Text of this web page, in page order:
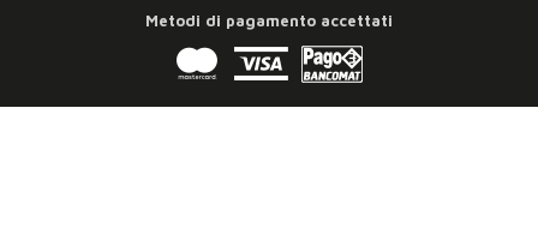
Metodi di pagamento accettati